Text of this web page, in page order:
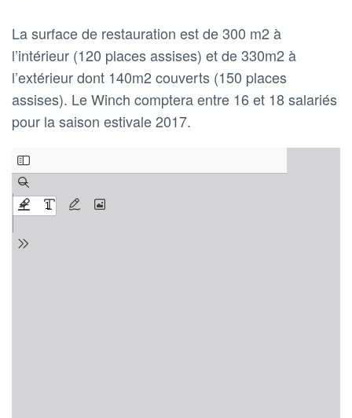
La surface de restauration est de 300 m2 à
l’intérieur (120 places assises) et de 330m2 à
l’extérieur dont 140m2 couverts (150 places
assises). Le Winch comptera entre 16 et 18 salariés
pour la saison estivale 2017.